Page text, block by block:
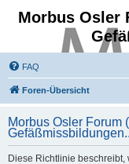
Morbus Osler
FAQ
Foren-Übersicht
Morbus Osler Forum
Diese Richtlinie beschreibt,